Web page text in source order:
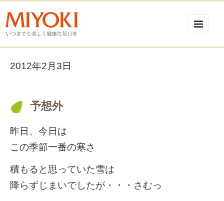
2012年2月3日
予想外
昨日、今日は
この季節一番の寒さ
積もると思っていた雪は
降らずじまいでしたが・・・さむっ